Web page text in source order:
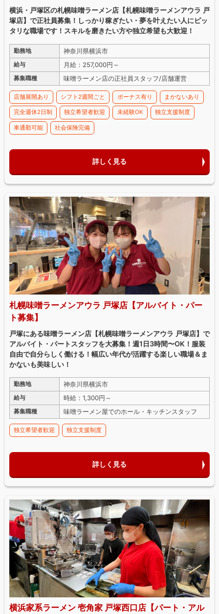
横浜・戸塚区の札幌味噌ラーメン店【札幌味噌ラーメンアウラ 戸
塚店】で正社員募集！しっかり稼ぎたい・夢を叶えたい人にピッ
タリな職場です！スキルを磨きたい方や独立希望も大歓迎！
勤務地 神奈川県横浜市
給与 月給：257,000円～
募集職種 味噌ラーメン店の正社員スタッフ/店舗運営
店舗展開あり シフト2週間ごと ボーナス有り まかないあり
完全週休2日制 独立希望者歓迎 未経験OK 独立支援制度
車通勤可能 社会保険完備
詳しく見る
札幌味噌ラーメンアウラ 戸塚店【アルバイト・パー
ト募集】
戸塚にある味噌ラーメン店【札幌味噌ラーメンアウラ 戸塚店】で
アルバイト・パートスタッフを大募集！週1日3時間〜OK！服装
自由で自分らしく働ける！幅広い年代が活躍する楽しい職場＆ま
かないも美味しい！
勤務地 神奈川県横浜市
給与 時給：1,300円～
募集職種 味噌ラーメン屋でのホール・キッチンスタッフ
独立希望者歓迎 独立支援制度
詳しく見る
横浜家系ラーメン 壱角家 戸塚西口店【パート・アル